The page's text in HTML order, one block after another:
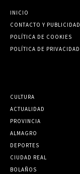
INICIO
CONTACTO Y PUBLICIDAD
POLÍTICA DE COOKIES
POLÍTICA DE PRIVACIDAD
CULTURA
ACTUALIDAD
PROVINCIA
ALMAGRO
DEPORTES
CIUDAD REAL
BOLAÑOS